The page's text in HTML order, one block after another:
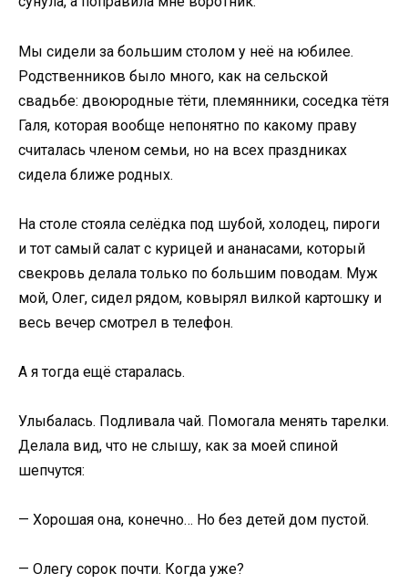
Мы сидели за большим столом у неё на юбилее.
Родственников было много, как на сельской
свадьбе: двоюродные тёти, племянники, соседка тётя
Галя, которая вообще непонятно по какому праву
считалась членом семьи, но на всех праздниках
сидела ближе родных.
На столе стояла селёдка под шубой, холодец, пироги
и тот самый салат с курицей и ананасами, который
свекровь делала только по большим поводам. Муж
мой, Олег, сидел рядом, ковырял вилкой картошку и
весь вечер смотрел в телефон.
А я тогда ещё старалась.
Улыбалась. Подливала чай. Помогала менять тарелки.
Делала вид, что не слышу, как за моей спиной
шепчутся:
— Хорошая она, конечно… Но без детей дом пустой.
— Олегу сорок почти. Когда уже?